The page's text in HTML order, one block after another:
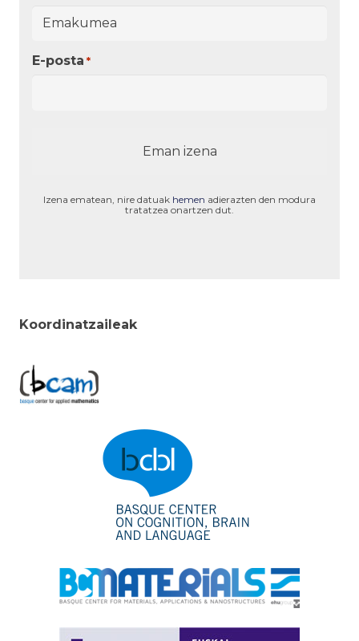
E-posta *
Izena ematean, nire datuak hemen adierazten den modura
tratatzea onartzen dut.
Koordinatzaileak